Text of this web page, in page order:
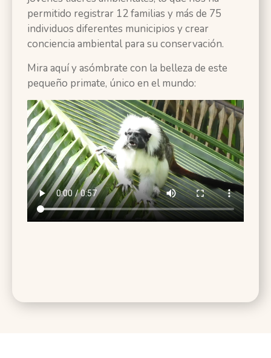
permitido registrar 12 familias y más de 75
individuos diferentes municipios y crear
conciencia ambiental para su conservación.
Mira aquí y asómbrate con la belleza de este
pequeño primate, único en el mundo: